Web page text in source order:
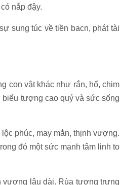
nắp đậy.
sung túc về tiền bacn, phát tài
con vật khác như rắn, hổ, chim
tượng cao quý và sức sống
phúc, may mắn, thịnh vượng.
đó một sức mạnh tâm linh to
vượng lâu dài. Rùa tượng trưng